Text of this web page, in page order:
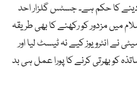
کا حکم ہے۔ جسٹس گلزار احد
میں مزدور کو رکھنے کا بھی طریقہ
نے انٹرویوز کیے نہ ٹیسٹ لیا اور
کو بھرتی کرنے کا پورا عمل ہی بد